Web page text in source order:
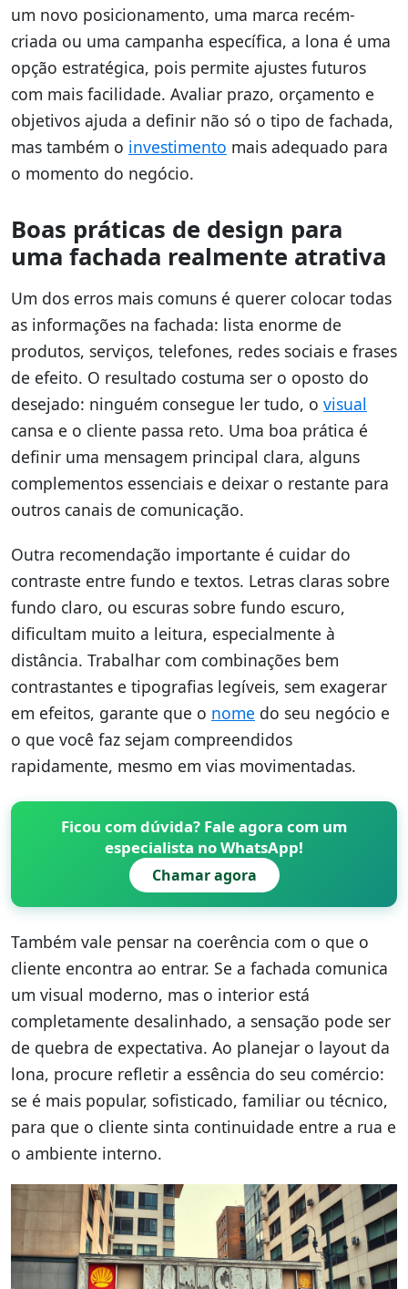
um novo posicionamento, uma marca recém-
criada ou uma campanha específica, a lona é uma
opção estratégica, pois permite ajustes futuros
com mais facilidade. Avaliar prazo, orçamento e
objetivos ajuda a definir não só o tipo de fachada,
mas também o investimento mais adequado para
o momento do negócio.
Boas práticas de design para
uma fachada realmente atrativa
Um dos erros mais comuns é querer colocar todas
as informações na fachada: lista enorme de
produtos, serviços, telefones, redes sociais e frases
de efeito. O resultado costuma ser o oposto do
desejado: ninguém consegue ler tudo, o visual
cansa e o cliente passa reto. Uma boa prática é
definir uma mensagem principal clara, alguns
complementos essenciais e deixar o restante para
outros canais de comunicação.
Outra recomendação importante é cuidar do
contraste entre fundo e textos. Letras claras sobre
fundo claro, ou escuras sobre fundo escuro,
dificultam muito a leitura, especialmente à
distância. Trabalhar com combinações bem
contrastantes e tipografias legíveis, sem exagerar
em efeitos, garante que o nome do seu negócio e
o que você faz sejam compreendidos
rapidamente, mesmo em vias movimentadas.
Ficou com dúvida? Fale agora com um
especialista no WhatsApp!
Chamar agora
Também vale pensar na coerência com o que o
cliente encontra ao entrar. Se a fachada comunica
um visual moderno, mas o interior está
completamente desalinhado, a sensação pode ser
de quebra de expectativa. Ao planejar o layout da
lona, procure refletir a essência do seu comércio:
se é mais popular, sofisticado, familiar ou técnico,
para que o cliente sinta continuidade entre a rua e
o ambiente interno.